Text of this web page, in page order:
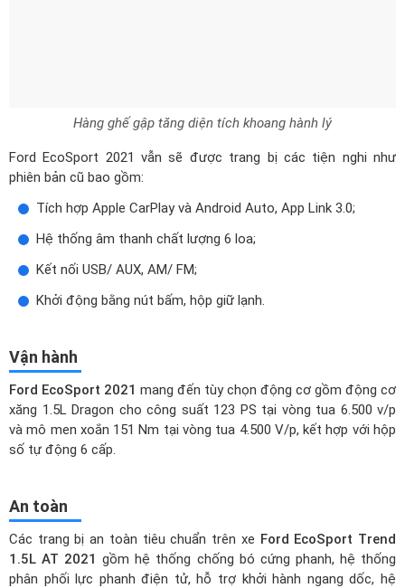
Hàng ghế gập tăng diện tích khoang hành lý
Ford EcoSport 2021 vẫn sẽ được trang bị các tiện nghi như
phiên bản cũ bao gồm:
Tích hợp Apple CarPlay và Android Auto, App Link 3.0;
Hệ thống âm thanh chất lượng 6 loa;
Kết nối USB/ AUX, AM/ FM;
Khởi động bằng nút bấm, hộp giữ lạnh.
Vận hành
Ford EcoSport 2021 mang đến tùy chọn động cơ gồm động cơ
xăng 1.5L Dragon cho công suất 123 PS tại vòng tua 6.500 v/p
và mô men xoắn 151 Nm tại vòng tua 4.500 V/p, kết hợp với hộp
số tự động 6 cấp.
An toàn
Các trang bị an toàn tiêu chuẩn trên xe Ford EcoSport Trend
1.5L AT 2021 gồm hệ thống chống bó cứng phanh, hệ thống
phân phối lực phanh điện tử, hỗ trợ khởi hành ngang dốc, hệ